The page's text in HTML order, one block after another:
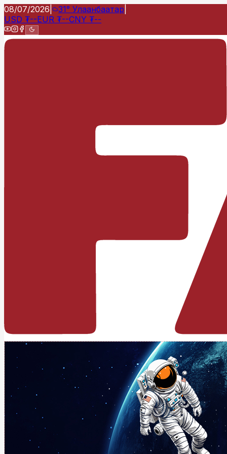
08/07/2026 31° Улаанбаатар
USD ₮--EUR ₮--CNY ₮--